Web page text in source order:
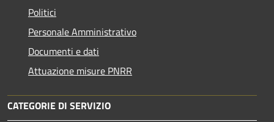
Politici
Personale Amministrativo
Documenti e dati
Attuazione misure PNRR
CATEGORIE DI SERVIZIO